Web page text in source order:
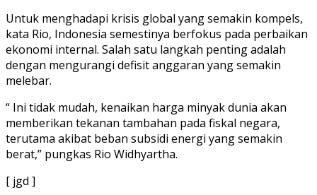
Untuk menghadapi krisis global yang semakin kompels,
kata Rio, Indonesia semestinya berfokus pada perbaikan
ekonomi internal. Salah satu langkah penting adalah
dengan mengurangi defisit anggaran yang semakin
melebar.
“ Ini tidak mudah, kenaikan harga minyak dunia akan
memberikan tekanan tambahan pada fiskal negara,
terutama akibat beban subsidi energi yang semakin
berat,” pungkas Rio Widhyartha.
[ jgd ]